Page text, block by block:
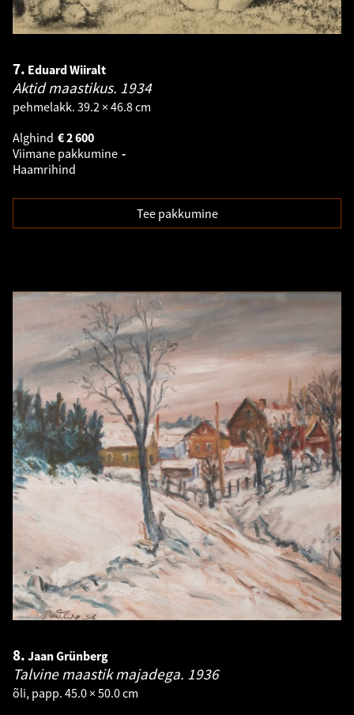
7. Eduard Wiiralt
Aktid maastikus. 1934
pehmelakk. 39.2 × 46.8 cm
Alghind
2 600
€
Viimane pakkumine -
Haamrihind
Tee pakkumine
8. Jaan Grünberg
Talvine maastik majadega. 1936
õli, papp. 45.0 × 50.0 cm